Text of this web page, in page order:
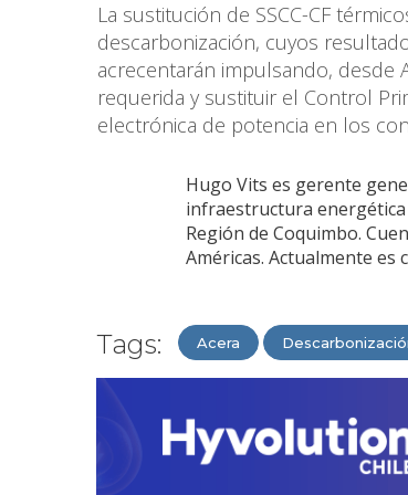
La sustitución de SSCC-CF
descarbonización, cuyos
acrecentarán impulsando, desde
requerida y sustituir el Control
electrónica de potencia en los
Hugo Vits es gerente
infraestructura energética
Región de Coquimbo.
Américas. Actualmente es
Tags: Acera